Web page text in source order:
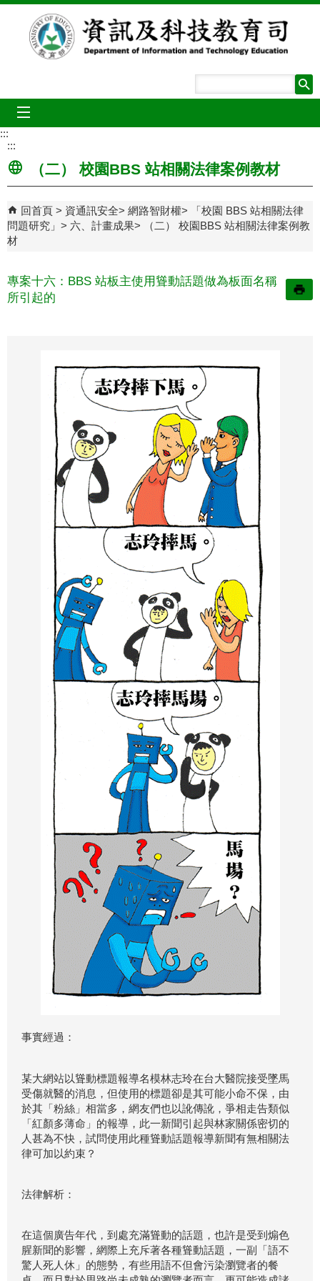
跳到主要內容區塊
:::
:::
（二） 校園BBS 站相關法律案例教材
回首頁 資通訊安全 網路智財權
「校園 BBS 站相關法律
問題研究」
六、計畫成果
（二） 校園BBS 站相關法律案例教
材
專案十六：BBS 站板主使用聳動話題做為板面名稱
所引起的
事實經過：
某大網站以聳動標題報導名模林志玲在台大醫院接受墜馬
受傷就醫的消息，但使用的標題卻是其可能小命不保，由
於其「粉絲」相當多，網友們也以訛傳訛，爭相走告類似
「紅顏多薄命」的報導，此一新聞引起與林家關係密切的
人甚為不快，試問使用此種聳動話題報導新聞有無相關法
律可加以約束？
法律解析：
在這個廣告年代，到處充滿聳動的話題，也許是受到煽色
腥新聞的影響，網際上充斥著各種聳動話題，一副「語不
驚人死人休」的態勢，有些用語不但會污染瀏覽者的餐